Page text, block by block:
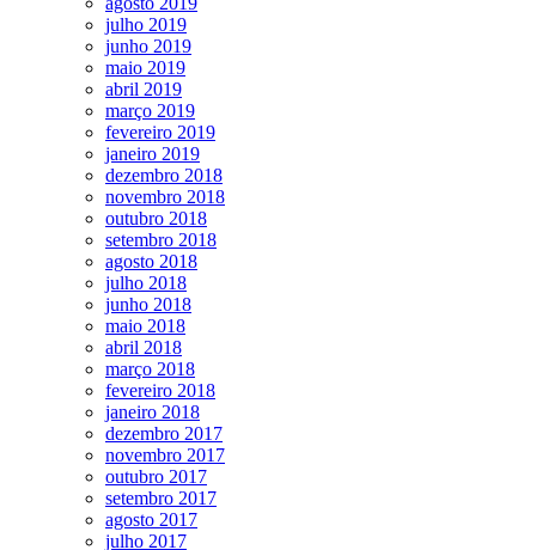
julho 2019
junho 2019
maio 2019
abril 2019
março 2019
fevereiro 2019
janeiro 2019
dezembro 2018
novembro 2018
outubro 2018
setembro 2018
agosto 2018
julho 2018
junho 2018
maio 2018
abril 2018
março 2018
fevereiro 2018
janeiro 2018
dezembro 2017
novembro 2017
outubro 2017
setembro 2017
agosto 2017
julho 2017